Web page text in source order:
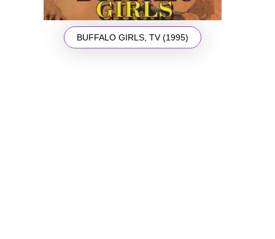
BUFFALO GIRLS, TV (1995)